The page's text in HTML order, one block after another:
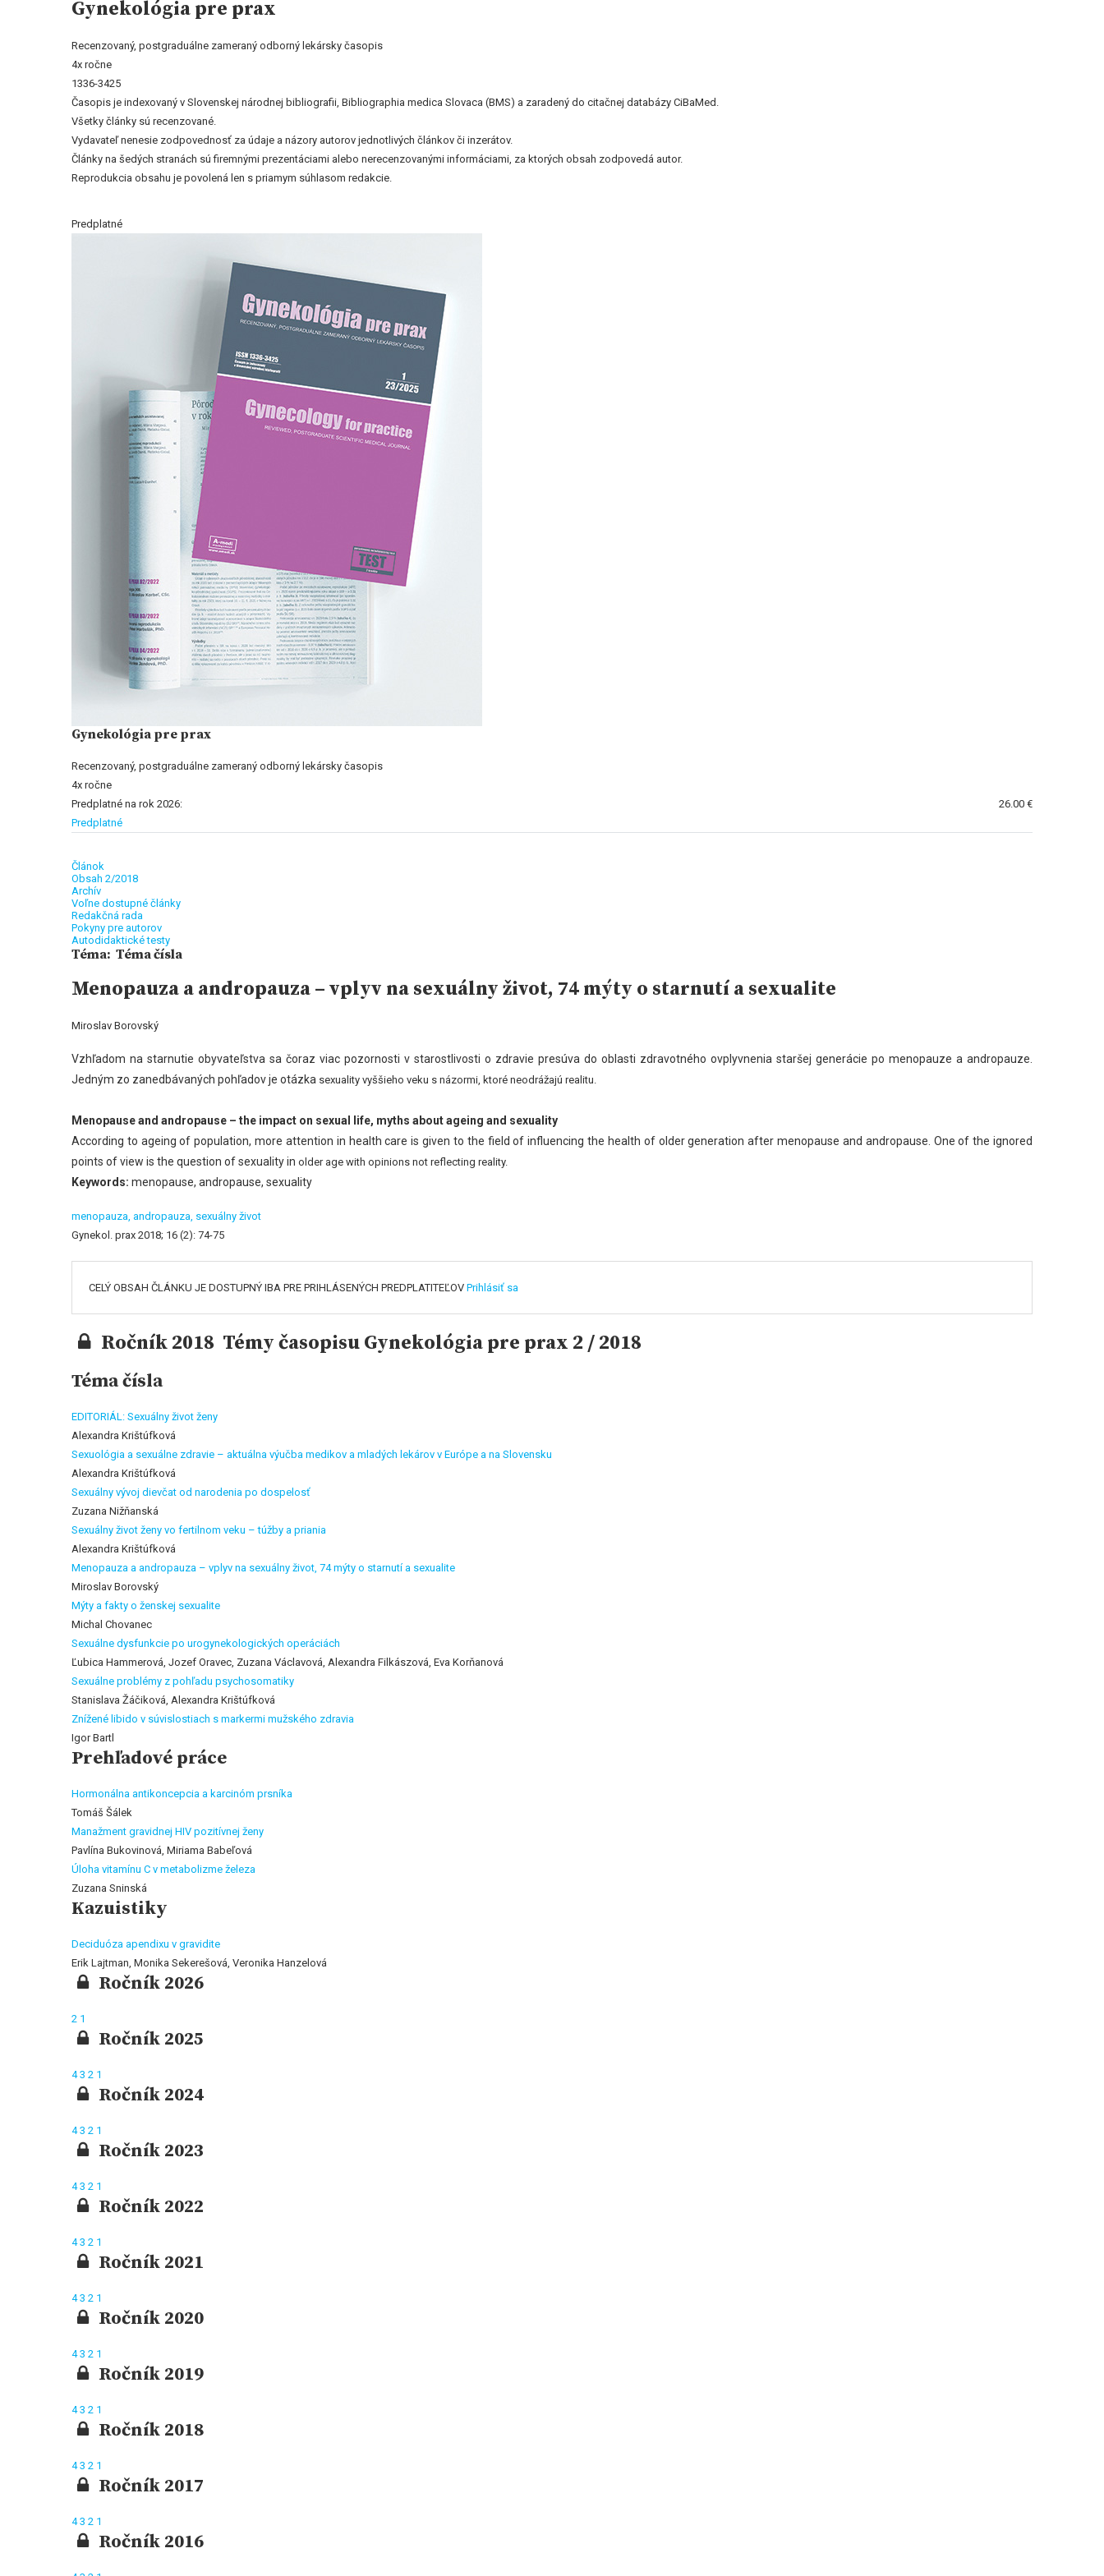
Gynekológia pre prax
Recenzovaný, postgraduálne zameraný odborný lekársky časopis
4x ročne
1336-3425
Časopis je indexovaný v Slovenskej národnej bibliografii, Bibliographia medica Slovaca (BMS) a zaradený do citačnej databázy CiBaMed.
Všetky články sú recenzované.
Vydavateľ nenesie zodpovednosť za údaje a názory autorov jednotlivých článkov či inzerátov.
Články na šedých stranách sú firemnými prezentáciami alebo nerecenzovanými informáciami, za ktorých obsah zodpovedá autor.
Reprodukcia obsahu je povolená len s priamym súhlasom redakcie.
Predplatné
Gynekológia pre prax
Recenzovaný, postgraduálne zameraný odborný lekársky časopis
4x ročne
Predplatné na rok 2026:
26.00 €
Predplatné
Článok
Obsah 2/2018
Archív
Voľne dostupné články
Redakčná rada
Pokyny pre autorov
Autodidaktické testy
Téma: Téma čísla
Menopauza a andropauza – vplyv na sexuálny život, 74 mýty o starnutí a sexualite
Miroslav Borovský
Vzhľadom na starnutie obyvateľstva sa čoraz viac pozornosti v starostlivosti o zdravie presúva do oblasti zdravotného ovplyvnenia staršej generácie po menopauze a andropauze.
Jedným zo zanedbávaných pohľadov je otázka sexuality vyššieho veku s názormi, ktoré neodrážajú realitu.
Menopause and andropause – the impact on sexual life, myths about ageing and sexuality
According to ageing of population, more attention in health care is given to the field of influencing the health of oldergeneration after menopause and andropause. One of the ignored
points of view is the question of sexuality in older age with opinions not reflecting reality.
Keywords: menopause, andropause, sexuality
menopauza, andropauza, sexuálny život
Gynekol. prax 2018; 16 (2): 74-75
CELÝ OBSAH ČLÁNKU JE DOSTUPNÝ IBA PRE PRIHLÁSENÝCH PREDPLATITEĽOV Prihlásiť sa
Ročník 2018 Témy časopisu Gynekológia pre prax 2 / 2018
Téma čísla
EDITORIÁL: Sexuálny život ženy
Alexandra Krištúfková
Sexuológia a sexuálne zdravie – aktuálna výučba medikov a mladých lekárov v Európe a na Slovensku
Alexandra Krištúfková
Sexuálny vývoj dievčat od narodenia po dospelosť
Zuzana Nižňanská
Sexuálny život ženy vo fertilnom veku – túžby a priania
Alexandra Krištúfková
Menopauza a andropauza – vplyv na sexuálny život, 74 mýty o starnutí a sexualite
Miroslav Borovský
Mýty a fakty o ženskej sexualite
Michal Chovanec
Sexuálne dysfunkcie po urogynekologických operáciách
Ľubica Hammerová, Jozef Oravec, Zuzana Václavová, Alexandra Filkászová, Eva Korňanová
Sexuálne problémy z pohľadu psychosomatiky
Stanislava Žáčiková, Alexandra Krištúfková
Znížené libido v súvislostiach s markermi mužského zdravia
Igor Bartl
Prehľadové práce
Hormonálna antikoncepcia a karcinóm prsníka
Tomáš Šálek
Manažment gravidnej HIV pozitívnej ženy
Pavlína Bukovinová, Miriama Babeľová
Úloha vitamínu C v metabolizme železa
Zuzana Sninská
Kazuistiky
Deciduóza apendixu v gravidite
Erik Lajtman, Monika Sekerešová, Veronika Hanzelová
Ročník 2026
2 1
Ročník 2025
43 2 1
Ročník 2024
43 2 1
Ročník 2023
43 2 1
Ročník 2022
43 2 1
Ročník 2021
43 2 1
Ročník 2020
43 2 1
Ročník 2019
43 2 1
Ročník 2018
43 2 1
Ročník 2017
43 2 1
Ročník 2016